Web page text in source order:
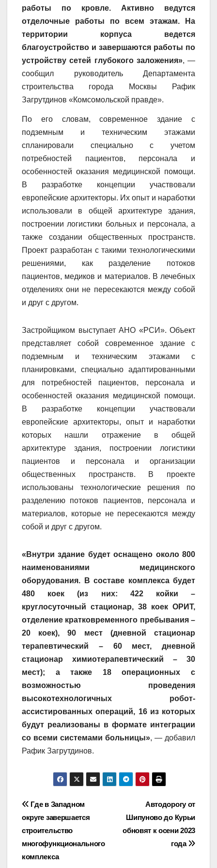
работы по кровле. Активно ведутся
отделочные работы по всем этажам. На
территории корпуса ведется
благоустройство и завершаются работы по
устройству сетей глубокого заложения», —
сообщил руководитель Департамента
строительства города Москвы Рафик
Загрутдинов «Комсомольской правде».
По его словам, современное здание с
подземным и техническим этажами
спланировали специально с учетом
потребностей пациентов, персонала и
особенностей оказания медицинской помощи.
В разработке концепции участвовали
европейские архитекторы. Их опыт и наработки
использовали в общей архитектуре здания,
построении логистики больных и персонала, а
также создании общественных пространств.
Проект разработан с такими технологическими
решениями, как разделение потоков
пациентов, медиков и материалов. В лечебных
отделениях они не пересекаются между собой
и друг с другом.
Застройщиком выступает АНО «РСИ». Объект
представляет собой современное здание с
подземным и техническим этажами с
планировками, специально адаптированными
для потребностей пациентов, персонала и
особенностей оказания медицинской помощи.
В разработке концепции участвовали
европейские архитекторы, опыт и наработки
которых нашли отражение в общей
архитектуре здания, построении логистики
пациентов и персонала и организации
общественных пространств. В проекте
использованы технологические решения по
разделению потоков пациентов, персонала и
материалов, которые не пересекаются между
собой и друг с другом.
«Внутри здание будет оснащено около 800
наименованиями медицинского
оборудования. В составе комплекса будет
480 коек (из них: 422 койки –
круглосуточный стационар, 38 коек ОРИТ,
отделение кратковременного пребывания –
20 коек), 90 мест (дневной стационар
терапевтический – 60 мест, дневной
стационар химиотерапевтический – 30
мест); а также 18 операционных с
возможностью проведения
высокотехнологичных робот-
ассистированных операций, 16 из которых
будут реализованы в формате интеграции
со всеми системами больницы», — добавил
Рафик Загрутдинов.
Навигация
по
записям
Автодорогу от
Шипуново до Курьи
обновят к осени 2023
года
Где в Западном
округе завершается
строительство
многофункционального
комплекса